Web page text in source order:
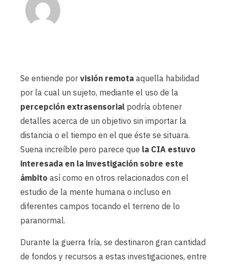
Se entiende por visión remota aquella habilidad
por la cual un sujeto, mediante el uso de la
percepción extrasensorial podría obtener
detalles acerca de un objetivo sin importar la
distancia o el tiempo en el que éste se situara.
Suena increíble pero parece que la CIA estuvo
interesada en la investigación sobre este
ámbito así como en otros relacionados con el
estudio de la mente humana o incluso en
diferentes campos tocando el terreno de lo
paranormal.
Durante la guerra fría, se destinaron gran cantidad
de fondos y recursos a estas investigaciones, entre